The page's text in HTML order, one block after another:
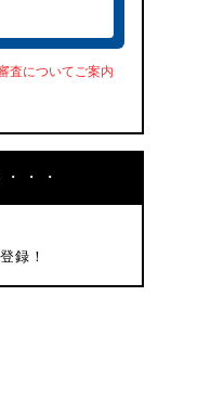
査についてご案内
・・
録！